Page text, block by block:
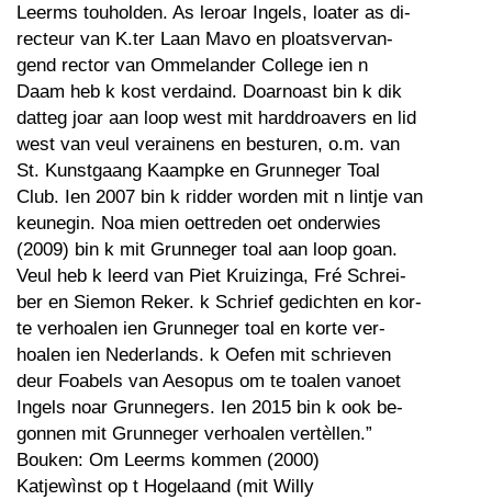
Leerms touholden. As leroar Ingels, loater as di-
recteur van K.ter Laan Mavo en ploatsvervan-
gend rector van Ommelander College ien n
Daam heb k kost verdaind. Doarnoast bin k dik
datteg joar aan loop west mit harddroavers en lid
west van veul verainens en besturen, o.m. van
St. Kunstgaang Kaampke en Grunneger Toal
Club. Ien 2007 bin k ridder worden mit n lintje van
keunegin. Noa mien oettreden oet onderwies
(2009) bin k mit Grunneger toal aan loop goan.
Veul heb k leerd van Piet Kruizinga, Fré Schrei-
ber en Siemon Reker. k Schrief gedichten en kor-
te verhoalen ien Grunneger toal en korte ver-
hoalen ien Nederlands. k Oefen mit schrieven
deur Foabels van Aesopus om te toalen vanoet
Ingels noar Grunnegers. Ien 2015 bin k ook be-
gonnen mit Grunneger verhoalen vertèllen.”
Bouken: Om Leerms kommen (2000)
Katjewìnst op t Hogelaand (mit Willy